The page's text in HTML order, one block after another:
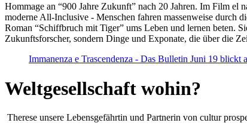
Hommage an “900 Jahre Zukunft” nach 20 Jahren. Im Film el
moderne All-Inclusive - Menschen fahren massenweise durch
Roman “Schiffbruch mit Tiger” ums Leben und lernen beten.
Zukunftsforscher, sondern Dinge und Exponate, die über die
Immanenza e Trascendenza - Das Bulletin Juni 19 blickt
Weltgesellschaft wohin?
Therese unsere Lebensgefährtin und Partnerin von cultur